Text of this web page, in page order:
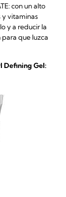
con un alto
y vitaminas
y a reducir la
que luzca
Defining Gel: